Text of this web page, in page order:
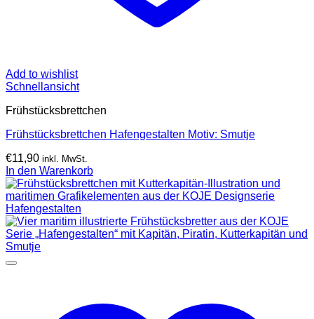
Add to wishlist
Schnellansicht
Frühstücksbrettchen
Frühstücksbrettchen Hafengestalten Motiv: Smutje
€11,90 inkl. MwSt.
In den Warenkorb